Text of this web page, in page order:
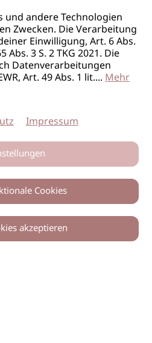
0
und andere Technologien
Zwecken. Die Verarbeitung
Einwilligung, Art. 6 Abs.
Abs. 3 S. 2 TKG 2021. Die
Datenverarbeitungen
Art. 49 Abs. 1 lit....Mehr
Impressum
Cookies
akzeptieren